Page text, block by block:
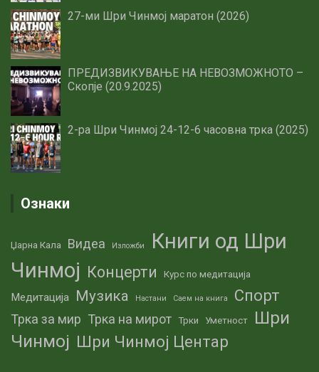
27-ми Шри Чинмој маратон (2026)
ПРЕДИЗВИКУВАЊЕ НА НЕВОЗМОЖНОТО –
Скопје (20.9.2025)
2-ра Шри Чинмој 24-12-6 часовна трка (2025)
Ознаки
Џарна Кала Видеа Изложби
Книги од Шри
Чинмој Концерти Курс по медитација
Медитација Музика Настани Саем на книга Спорт
Трка за мир Трка на мирот Трки Уметност
Шри
Чинмој Шри Чинмој Центар